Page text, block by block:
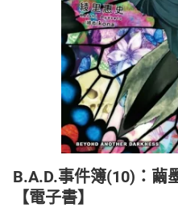
日本購物 電子/紙本書
HOT
B.A.D.事件簿(10)：繭
【電子書】